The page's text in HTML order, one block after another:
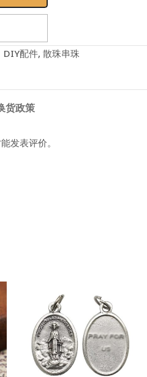
DIY配件, 散珠串珠
货政策
发表评价。